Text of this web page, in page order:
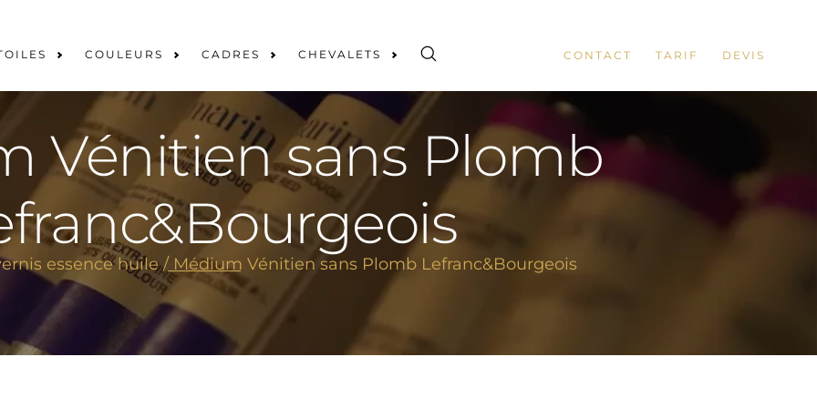
COULEURS CADRES CHEVALETS CONTACT TARIF DEVIS
Vénitien sans Plomb
essence huile/ Médium Vénitien sans Plomb Lefranc&Bourgeois